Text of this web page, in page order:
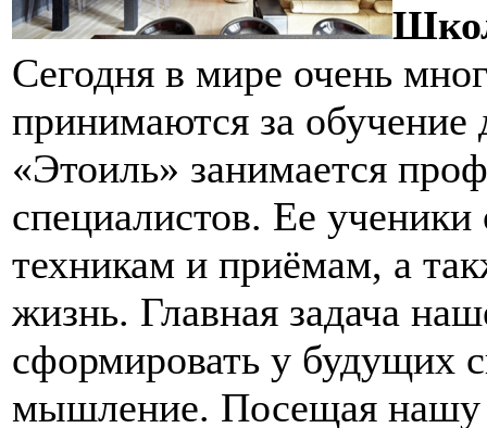
Сегодня в мире очень
принимаются за
«Этоиль» занимается
специалистов. Ее
техникам и приёмам, а
жизнь. Главная задача
сформировать у будущих
мышление. Посещая нашу